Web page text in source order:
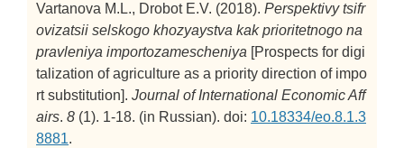
Vartanova M.L., Drobot E.V. (2018). Perspektivy tsifr
ovizatsii selskogo khozyaystva kak prioritetnogo na
pravleniya importozamescheniya [Prospects for digi
talization of agriculture as a priority direction of impo
rt substitution]. Journal of International Economic Aff
airs. 8 (1). 1-18. (in Russian). doi: 10.18334/eo.8.1.3
8881.